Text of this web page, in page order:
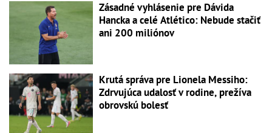
Zásadné vyhlásenie pre Dávida
Hancka a celé Atlético: Nebude stačiť
ani 200 miliónov
Krutá správa pre Lionela Messiho:
Zdrvujúca udalosť v rodine, prežíva
obrovskú bolesť